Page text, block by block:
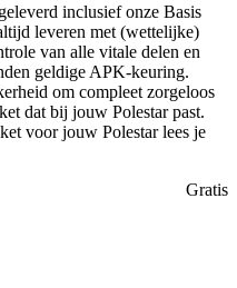
inclusief onze Basis
leveren met (wettelijke)
van alle vitale delen en
geldige APK-keuring.
om compleet zorgeloos
dat bij jouw Polestar past.
voor jouw Polestar lees je
Gratis